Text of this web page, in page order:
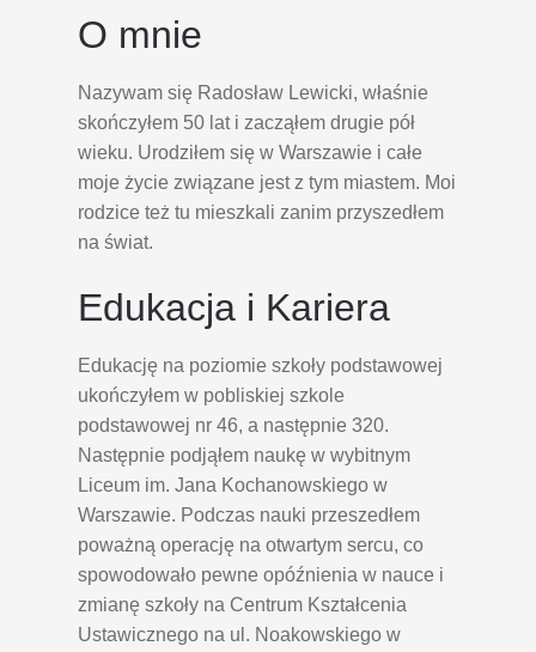
O mnie
Nazywam się Radosław Lewicki, właśnie
skończyłem 50 lat i zacząłem drugie pół
wieku. Urodziłem się w Warszawie i całe
moje życie związane jest z tym miastem. Moi
rodzice też tu mieszkali zanim przyszedłem
na świat.
Edukacja i Kariera
Edukację na poziomie szkoły podstawowej
ukończyłem w pobliskiej szkole
podstawowej nr 46, a następnie 320.
Następnie podjąłem naukę w wybitnym
Liceum im. Jana Kochanowskiego w
Warszawie. Podczas nauki przeszedłem
poważną operację na otwartym sercu, co
spowodowało pewne opóźnienia w nauce i
zmianę szkoły na Centrum Kształcenia
Ustawicznego na ul. Noakowskiego w